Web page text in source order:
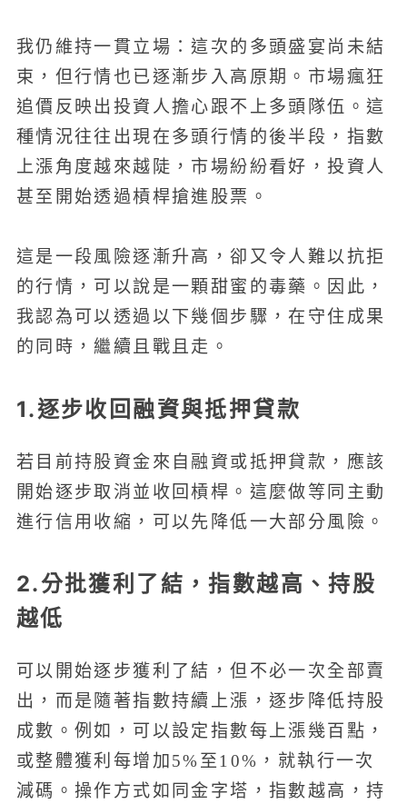
我仍維持一貫立場：這次的多頭盛宴尚未結
束，但行情也已逐漸步入高原期。市場瘋狂
追價反映出投資人擔心跟不上多頭隊伍。這
種情況往往出現在多頭行情的後半段，指數
上漲角度越來越陡，市場紛紛看好，投資人
甚至開始透過槓桿搶進股票。
這是一段風險逐漸升高，卻又令人難以抗拒
的行情，可以說是一顆甜蜜的毒藥。因此，
我認為可以透過以下幾個步驟，在守住成果
的同時，繼續且戰且走。
1.逐步收回融資與抵押貸款
若目前持股資金來自融資或抵押貸款，應該
開始逐步取消並收回槓桿。這麼做等同主動
進行信用收縮，可以先降低一大部分風險。
2.分批獲利了結，指數越高、持股
越低
可以開始逐步獲利了結，但不必一次全部賣
出，而是隨著指數持續上漲，逐步降低持股
成數。例如，可以設定指數每上漲幾百點，
或整體獲利每增加5%至10%，就執行一次
減碼。操作方式如同金字塔，指數越高，持